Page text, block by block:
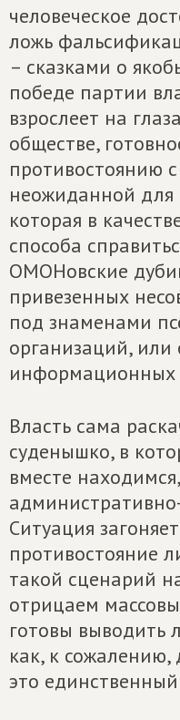
человеческое
ложь
– сказками о
победе партии
взрослеет на
обществе,
противостоянию
неожиданной для
которая в
способа
ОМОНовские
привезенных
под знаменами
организаций, или
информационных
Власть сама
суденышко, в
вместе
Ситуация
противостояние
такой сценарий
отрицаем
готовы выводить
как, к
это